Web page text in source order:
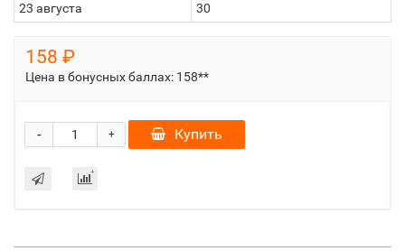
23 августа
30
158 ₽
Цена в бонусных баллах: 158**
+
- Купить